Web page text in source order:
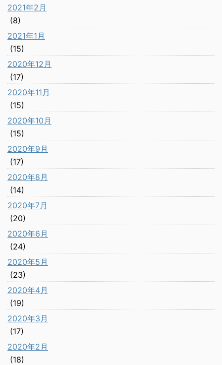
2021年2月
(8)
2021年1月
(15)
2020年12月
(17)
2020年11月
(15)
2020年10月
(15)
2020年9月
(17)
2020年8月
(14)
2020年7月
(20)
2020年6月
(24)
2020年5月
(23)
2020年4月
(19)
2020年3月
(17)
2020年2月
(18)